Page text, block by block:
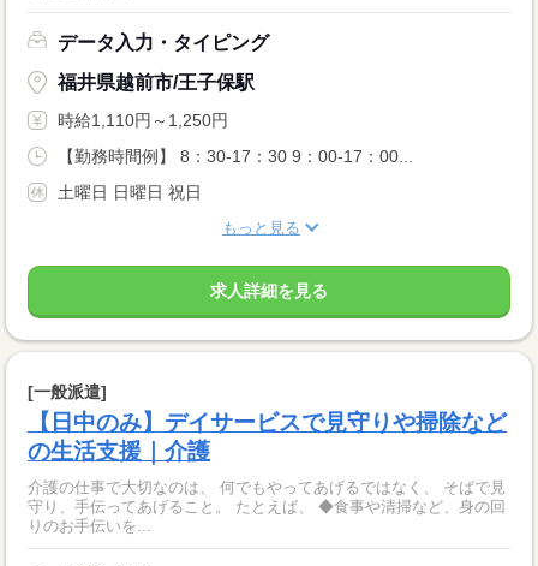
データ入力・タイピング
福井県越前市/王子保駅
時給1,110円～1,250円
【勤務時間例】 8：30-17：30 9：00-17：00...
土曜日 日曜日 祝日
もっと見る
求人詳細を見る
[一般派遣]
【日中のみ】デイサービスで見守りや掃除など
の生活支援｜介護
介護の仕事で大切なのは、 何でもやってあげるではなく、 そばで見
守り、手伝ってあげること。 たとえば、 ◆食事や清掃など、身の回
りのお手伝いを...